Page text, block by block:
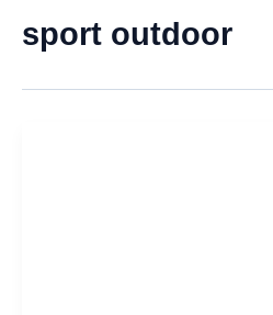
sport outdoor